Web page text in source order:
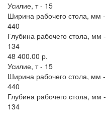
Усилие, т - 15
Ширина рабочего стола, мм -
440
Глубина рабочего стола, мм -
134
48 400.00 р.
Усилие, т - 15
Ширина рабочего стола, мм -
440
Глубина рабочего стола, мм -
134